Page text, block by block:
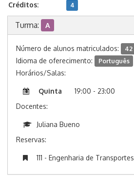
Créditos: 4
Turma: A
Número de alunos matriculados: 42
Idioma de oferecimento: Português
Horários/Salas:
Quinta
19:00 - 23:00
Docentes:
Juliana Bueno
Reservas:
111 - Engenharia de Transportes